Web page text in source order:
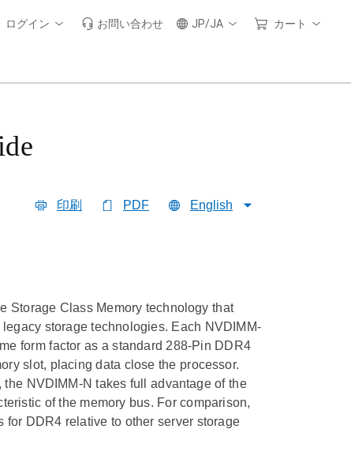
ログイン お問い合わせ JP/JA カート
印刷 PDF English
Storage Class Memory technology that
storage technologies. Each NVDIMM-
form factor as a standard 288-Pin DDR4
slot, placing data close the processor.
NVDIMM-N takes full advantage of the
of the memory bus. For comparison,
DDR4 relative to other server storage